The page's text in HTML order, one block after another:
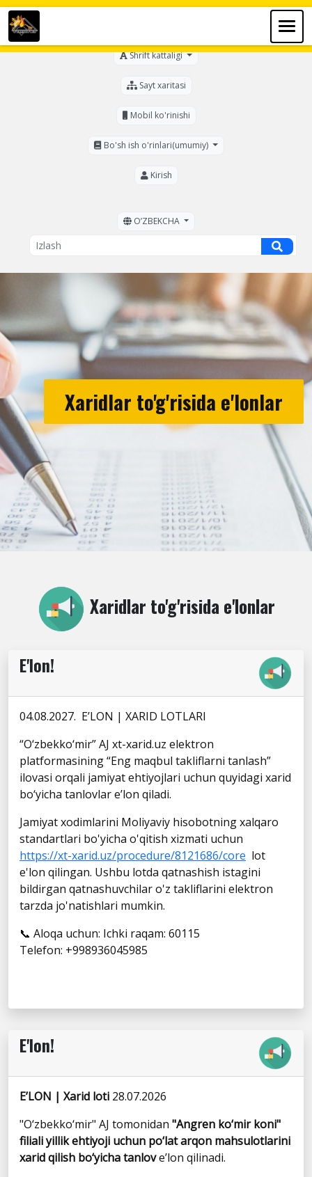
Shrift kattaligi
Sayt xaritasi
Mobil ko'rinishi
Bo'sh ish o'rinlari(umumiy)
Kirish
OʼZBEKCHA
Xaridlar to'g'risida e'lonlar
Xaridlar to'g'risida e'lonlar
E'lon!
04.08.2027. E’LON | XARID LOTLARI
“O‘zbekko‘mir” AJ xt-xarid.uz elektron
platformasining “Eng maqbul takliflarni tanlash”
ilovasi orqali jamiyat ehtiyojlari uchun quyidagi xarid
bo‘yicha tanlovlar e’lon qiladi.
Jamiyat xodimlarini Moliyaviy hisobotning xalqaro
standartlari bo'yicha o'qitish xizmati uchun
https://xt-xarid.uz/procedure/8121686/core lot
e'lon qilingan. Ushbu lotda qatnashish istagini
bildirgan qatnashuvchilar o'z takliflarini elektron
tarzda jo'natishlari mumkin.
📞 Aloqa uchun: Ichki raqam: 60115
Telefon: +998936045985
E'lon!
E’LON | Xarid loti 28.07.2026
"O‘zbekko‘mir" AJ tomonidan "Angren ko‘mir koni"
filiali yillik ehtiyoji uchun po‘lat arqon mahsulotlarini
xarid qilish bo‘yicha tanlove’lon qilinadi.